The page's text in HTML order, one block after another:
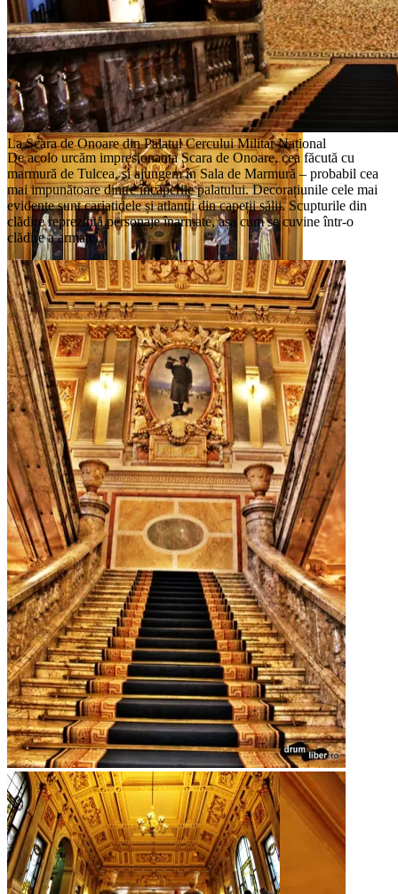
Sala Fondatorilor – Cercul Militar Național
Sala Fondatorilor – Cercul Militar Național
La Scara de Onoare din Palatul Cercului Militar Național
De acolo urcăm impresionanta Scara de Onoare, cea făcută cu
marmură de Tulcea, și ajungem în Sala de Marmură – probabil cea
mai impunătoare dintre încăperile palatului. Decorațiunile cele mai
evidente sunt cariatidele și atlanții din capeții sălii. Scupturile din
clădire reprezintă personaje înarmate, așa cum se cuvine într-o
clădire a armatei.
Scara de Onoare din Palatul Cercului Militar Național